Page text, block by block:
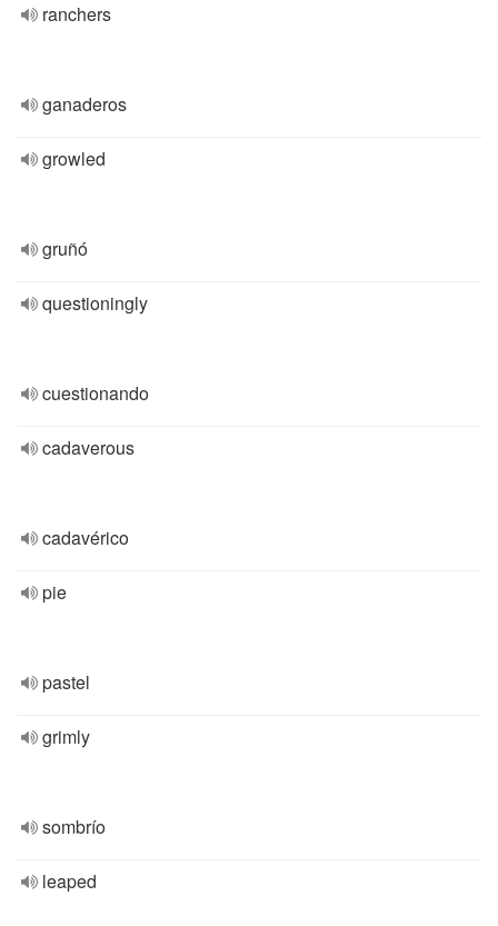
ranchers
ganaderos
growled
gruñó
questioningly
cuestionando
cadaverous
cadavérico
pie
pastel
grimly
sombrío
leaped